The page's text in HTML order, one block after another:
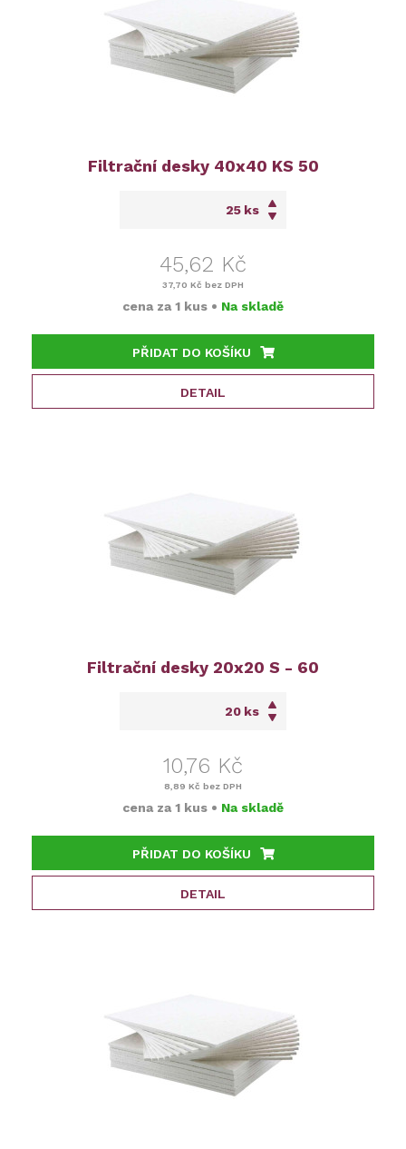
Filtrační desky 40x40 KS 50
ks
45,62 Kč
37,70 Kč bez DPH
cena za 1 kus • Na skladě
PŘIDAT DO KOŠÍKU
DETAIL
Filtrační desky 20x20 S - 60
ks
10,76 Kč
8,89 Kč bez DPH
cena za 1 kus • Na skladě
PŘIDAT DO KOŠÍKU
DETAIL